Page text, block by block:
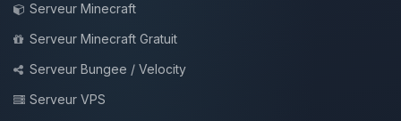
Serveur Minecraft
Serveur Minecraft Gratuit
Serveur Bungee / Velocity
Serveur VPS